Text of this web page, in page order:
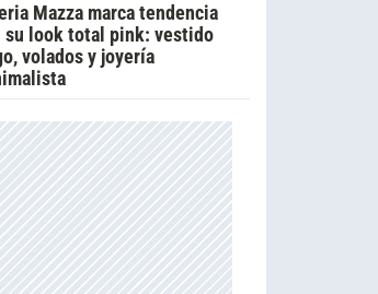
Mazza marca tendencia
su look total pink: vestido
volados y joyería